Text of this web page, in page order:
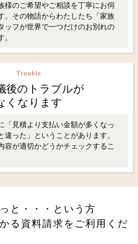
様のご希望やご相談を丁寧にお伺
。その物語からわたしたち「家族
ッフが世界で一つだけのお別れの
Trouble
後のトラブルが
くなります
「見積より支払い金額が多くなっ
違った」ということがあります。
容が適切かどうかチェックするこ
と・・・という方
る資料請求をご利用くだ